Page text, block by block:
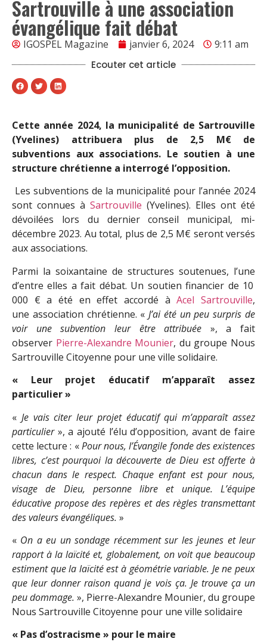
Sartrouville à une association
évangélique fait débat
IGOSPEL Magazine janvier 6, 2024 9:11 am
Ecouter cet article
Cette année 2024, la municipalité de Sartrouville
(Yvelines) attribuera plus de 2,5 M€ de
subventions aux associations. Le soutien à une
structure chrétienne a interrogé l’opposition.
Les subventions de la municipalité pour l’année 2024
sont connues à Sartrouville (Yvelines). Elles ont été
dévoilées lors du dernier conseil municipal, mi-
décembre 2023. Au total, plus de 2,5 M€ seront versés
aux associations.
Parmi la soixantaine de structures soutenues, l’une
d’entre elles a fait débat. Un soutien financier de 10
000 € a été en effet accordé àAcel Sartrouville,
une association chrétienne. «J’ai été un peu surpris de
voir une subvention leur être attribuée », a fait
observer Pierre-Alexandre Mounier, du groupe Nous
Sartrouville Citoyenne pour une ville solidaire.
« Leur projet éducatif m’apparaît assez
particulier »
« Je vais citer leur projet éducatif qui m’apparaît assez
particulier», a ajouté l’élu d’opposition, avant de faire
cette lecture : «Pour nous, l’Évangile fonde des existences
libres, c’est pourquoi la découverte de Dieu est offerte à
chacun dans le respect. Chaque enfant est pour nous,
visage de Dieu, personne libre et unique. L’équipe
éducative propose des repères et des règles transmettant
desvaleurs évangéliques. »
« On a eu un sondage récemment sur les jeunes et leur
rapport à la laïcité et, globalement, on voit que beaucoup
estiment que la laïcité est à géométrie variable. Je ne peux
que leur donner raison quand je vois ça. Je trouve ça un
peu dommage. », Pierre-Alexandre Mounier, du groupe
Nous Sartrouville Citoyenne pour une ville solidaire
« Pas d’ostracisme » pour le maire